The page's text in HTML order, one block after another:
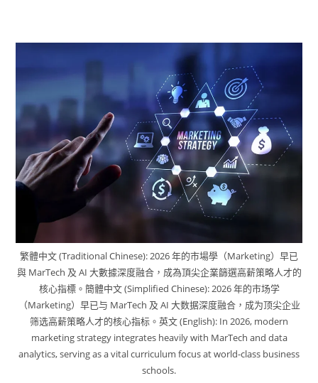
繁體中文 (Traditional Chinese): 2026 年的市場學（Marketing）早已
與 MarTech 及 AI 大數據深度融合，成為頂尖企業篩選高薪策略人才的
核心指標。簡體中文 (Simplified Chinese): 2026 年的市场学
（Marketing）早已与 MarTech 及 AI 大数据深度融合，成为顶尖企业
筛选高薪策略人才的核心指标。英文 (English): In 2026, modern
marketing strategy integrates heavily with MarTech and data
analytics, serving as a vital curriculum focus at world-class business
schools.